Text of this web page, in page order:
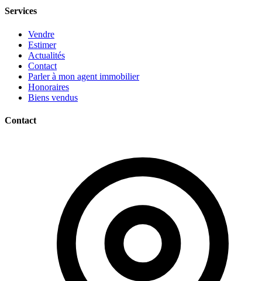
Services
Vendre
Estimer
Actualités
Contact
Parler à mon agent immobilier
Honoraires
Biens vendus
Contact